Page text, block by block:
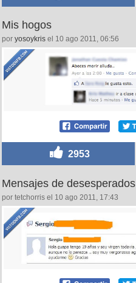
Mis hogos
por yosoykris el 10 ago 2011, 06:56
2953
Mensajes de desesperados
por tetchorris el 10 ago 2011, 17:43